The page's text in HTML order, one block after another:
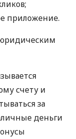
приложение.
счету и
за
деньги